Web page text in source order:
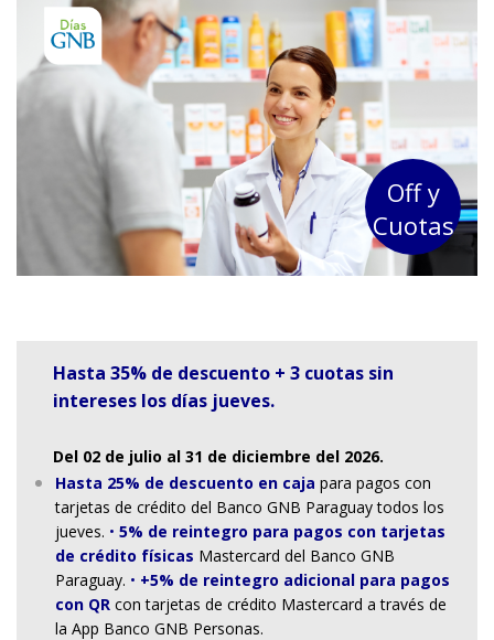
Off y
Cuotas
Hasta 35% de descuento + 3 cuotas sin
intereses los días jueves.
Del 02 de julio al 31 de diciembre del 2026.
Hasta 25% de descuento en caja para pagos con
tarjetas de crédito del Banco GNB Paraguay todos los
jueves. • 5% de reintegro para pagos con tarjetas
de crédito físicas Mastercard del Banco GNB
Paraguay. • +5% de reintegro adicional para pagos
con QR con tarjetas de crédito Mastercard a través de
la App Banco GNB Personas.